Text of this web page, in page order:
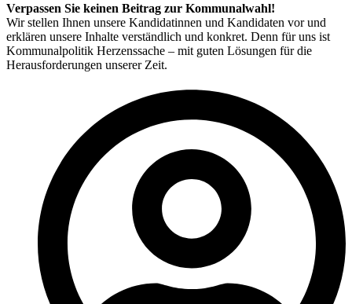
Verpassen Sie keinen Beitrag zur Kommunalwahl!
Wir stellen Ihnen unsere Kandidatinnen und Kandidaten vor und
erklären unsere Inhalte verständlich und konkret. Denn für uns ist
Kommunalpolitik Herzenssache – mit guten Lösungen für die
Herausforderungen unserer Zeit.